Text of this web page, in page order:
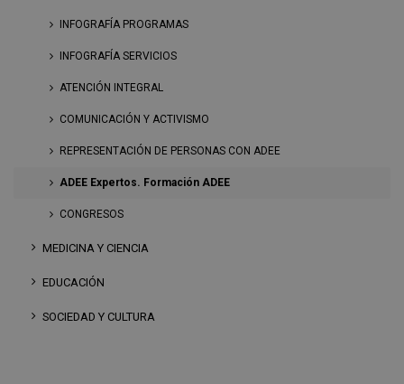
INFOGRAFÍA PROGRAMAS
INFOGRAFÍA SERVICIOS
ATENCIÓN INTEGRAL
COMUNICACIÓN Y ACTIVISMO
REPRESENTACIÓN DE PERSONAS CON ADEE
ADEE Expertos. Formación ADEE
CONGRESOS
MEDICINA Y CIENCIA
EDUCACIÓN
SOCIEDAD Y CULTURA